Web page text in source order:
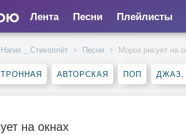
Лента Песни Плейлисты
_ Стихоплёт Песни Мороз рисует на
АВТОРСКАЯ ПОП
на окнах